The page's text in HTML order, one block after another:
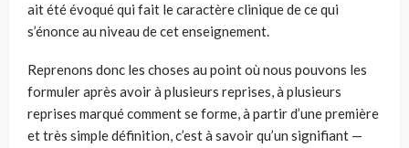
ait été évoqué qui fait le caractère clinique de ce qui
s’énonce au niveau de cet enseignement.
Reprenons donc les choses au point où nous pouvons les
formuler après avoir à plusieurs reprises, à plusieurs
reprises marqué comment se forme, à partir d’une première
et très simple définition, c’est à savoir qu’un signifiant —